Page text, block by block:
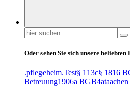
Suchen
nach:
Oder sehen Sie sich unsere
.pflegeheim.Test§ 113c§ 1816
Betreuung1906a BGB4ataachen